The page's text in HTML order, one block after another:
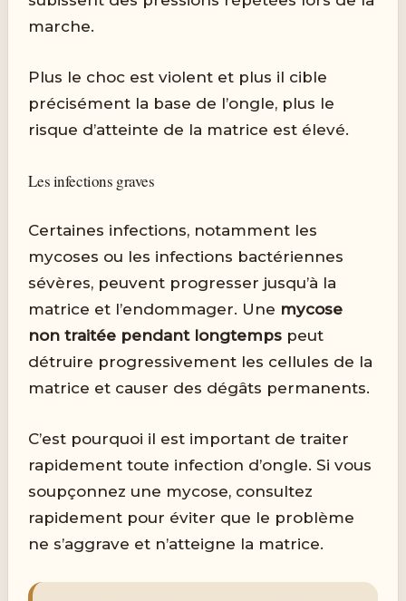
marche.
Plus le choc est violent et plus il cible
précisément la base de l’ongle, plus le
risque d’atteinte de la matrice est élevé.
Les infections graves
Certaines infections, notamment les
mycoses ou les infections bactériennes
sévères, peuvent progresser jusqu’à la
matrice et l’endommager. Une mycose
non traitée pendant longtemps peut
détruire progressivement les cellules de la
matrice et causer des dégâts permanents.
C’est pourquoi il est important de traiter
rapidement toute infection d’ongle. Si vous
soupçonnez une mycose, consultez
rapidement pour éviter que le problème
ne s’aggrave et n’atteigne la matrice.